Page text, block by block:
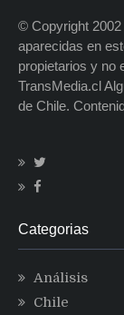
© Copyright
aparecidas en
propietarios y no
TransMedia.cl
de Chile.
Categorias
Análisis
Chile